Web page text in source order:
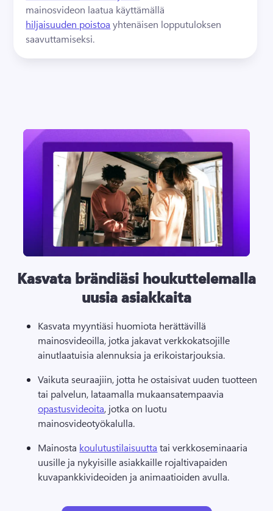
mainosvideon laatua käyttämällä
hiljaisuuden poistoa yhtenäisen lopputuloksen
saavuttamiseksi.
Kasvata brändiäsi houkuttelemalla
uusia asiakkaita
Kasvata myyntiäsi huomiota herättävillä
mainosvideoilla, jotka jakavat verkkokatsojille
ainutlaatuisia alennuksia ja erikoistarjouksia.
Vaikuta seuraajiin, jotta he ostaisivat uuden tuotteen
tai palvelun, lataamalla mukaansatempaavia
opastusvideoita, jotka on luotu
mainosvideotyökalulla.
Mainosta koulutustilaisuutta tai verkkoseminaaria
uusille ja nykyisille asiakkaille rojaltivapaiden
kuvapankkivideoiden ja animaatioiden avulla.